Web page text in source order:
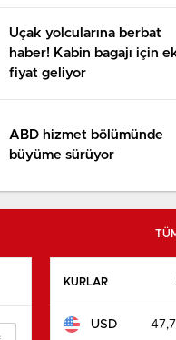
Uçak yolcularına berbat
haber! Kabin bagajı için
fiyat geliyor
ABD hizmet bölümünde
büyüme sürüyor
KURLAR
USD